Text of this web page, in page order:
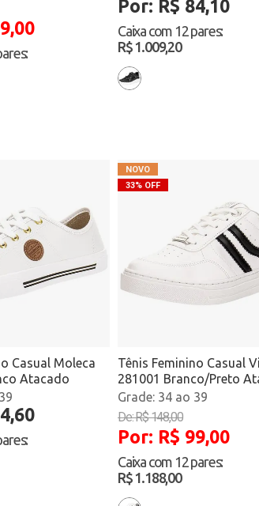
:
Por: R$ 84,10
Caixa com 12 pares:
R$ 1.009,20
Casual Moleca
Atacado
:
Tênis Feminino Casual
281001 Branco/Preto
34 ao 39
De: R$ 148,00
Por: R$ 99,00
Caixa com 12 pares:
R$ 1.188,00
33% OFF